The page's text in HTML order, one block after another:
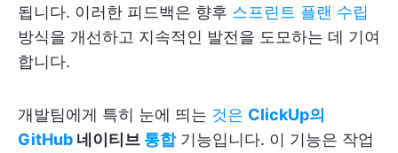
됩니다. 이러한 피드백은 향후 스프린트 플랜 수립
방식을 개선하고 지속적인 발전을 도모하는 데 기여
합니다.
개발팀에게 특히 눈에 띄는 것은 ClickUp의
GitHub 네이티브 통합기능입니다. 이 기능은 작업